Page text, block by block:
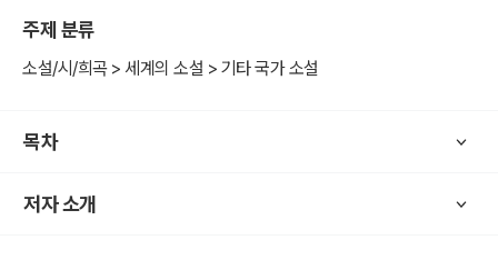
주제 분류
소설/시/희곡 > 세계의 소설 > 기타 국가 소설
목차
저자 소개